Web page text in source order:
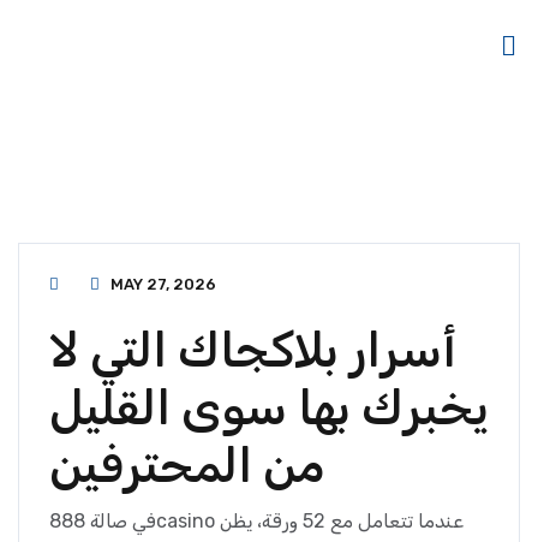
MAY 27, 2026
أسرار بلاكجاك التي لا
يخبرك بها سوى القليل
من المحترفين
في صالة 888casino عندما تتعامل مع 52 ورقة، يظن